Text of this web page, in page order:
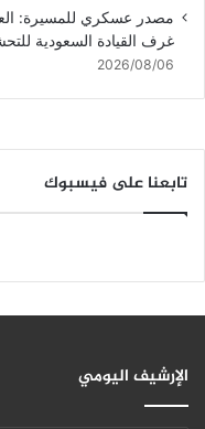
مصدر عسكري للمسيرة:
غرف القيادة السعودية
2026/08/06
تابعنا على فيسبوك
الإرشيف اليومي